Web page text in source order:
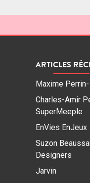
ARTICLES
Maxime
Charles-Amir
SuperMeeple
EnVies EnJeux
Suzon
Designers
Jarvin